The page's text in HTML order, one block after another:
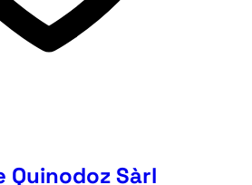
Quinodoz Sàrl